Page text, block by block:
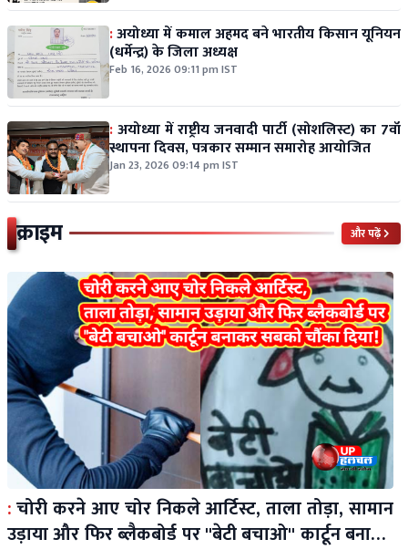
:अयोध्या में कमाल अहमद बने भारतीय किसान यूनियन
(धर्मेन्द्र) के जिला अध्यक्ष
Feb 16, 2026 09:11 pm IST
:अयोध्या में राष्ट्रीय जनवादी पार्टी (सोशलिस्ट) का 7वाँ
स्थापना दिवस, पत्रकार सम्मान समारोह आयोजित
Jan 23, 2026 09:14 pm IST
क्राइम और पढ़ें
:चोरी करने आए चोर निकले आर्टिस्ट, ताला तोड़ा, सामान
उड़ाया और फिर ब्लैकबोर्ड पर ''बेटी बचाओ'' कार्टून बनाकर